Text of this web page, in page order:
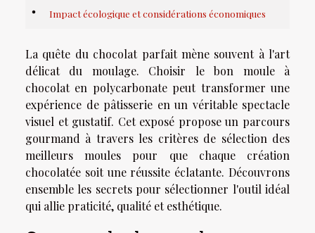
Impact écologique et considérations économiques
La quête du chocolat parfait mène souvent à l'art
délicat du moulage. Choisir le bon moule à
chocolat en polycarbonate peut transformer une
expérience de pâtisserie en un véritable spectacle
visuel et gustatif. Cet exposé propose un parcours
gourmand à travers les critères de sélection des
meilleurs moules pour que chaque création
chocolatée soit une réussite éclatante. Découvrons
ensemble les secrets pour sélectionner l'outil idéal
qui allie praticité, qualité et esthétique.